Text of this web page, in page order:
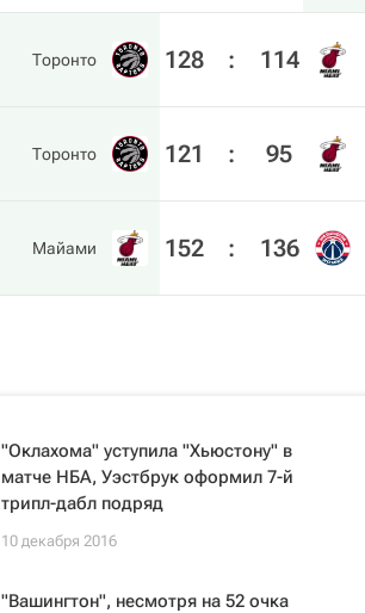
Торонто 128 : 114
Торонто 121 : 95
Майами 152 : 136
"Оклахома" уступила "Хьюстону" в
матче НБА, Уэстбрук оформил 7-й
трипл-дабл подряд
10 декабря 2016
"Вашингтон", несмотря на 52 очка